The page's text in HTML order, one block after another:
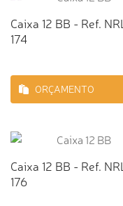
Caixa 12 BB - Ref. NRL
174
ORÇAMENTO
Caixa 12 BB - Ref. NRL
176